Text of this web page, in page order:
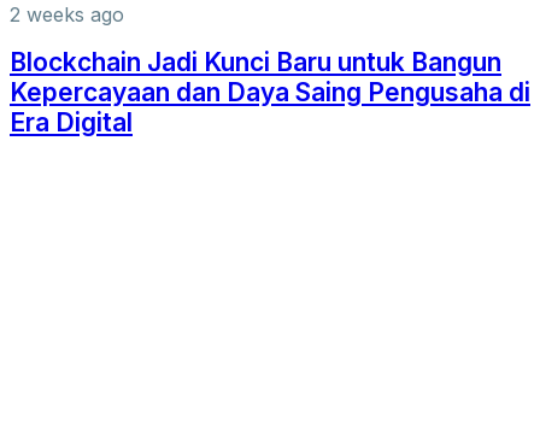
2 weeks ago
Blockchain Jadi Kunci Baru untuk Bangun
Kepercayaan dan Daya Saing Pengusaha di
Era Digital